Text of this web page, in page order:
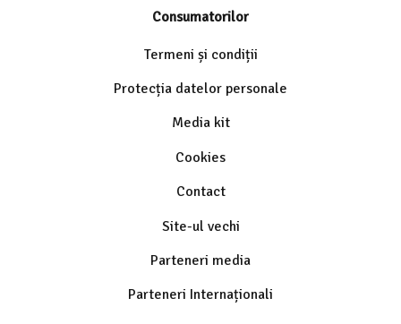
Consumatorilor
Termeni și condiții
Protecția datelor personale
Media kit
Cookies
Contact
Site-ul vechi
Parteneri media
Parteneri Internaționali